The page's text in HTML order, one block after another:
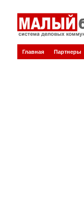
Главная Партнеры